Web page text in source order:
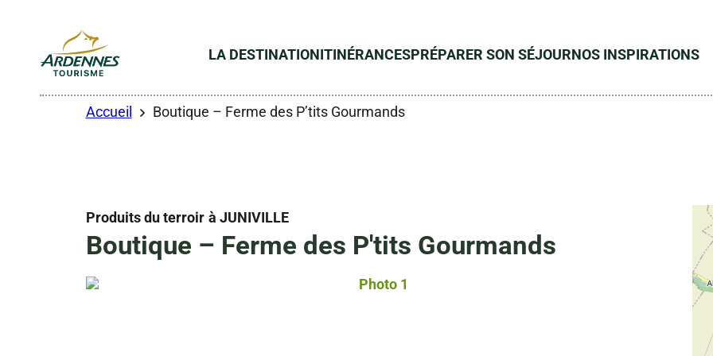
LA DESTINATIONITINÉRANCESPRÉPARER SON SÉJOURNOS INSPIRATIONS
Accueil Boutique – Ferme des P’tits Gourmands
Produits du terroir à JUNIVILLE
Boutique – Ferme des P'tits Gourmands
Photo 1, © Droits gérés – Anne-Flore Gruson